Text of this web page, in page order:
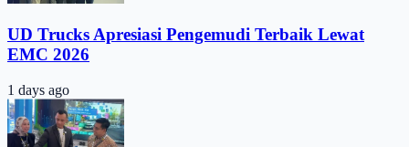
UD Trucks Apresiasi Pengemudi Terbaik Lewat
EMC 2026
1 days ago